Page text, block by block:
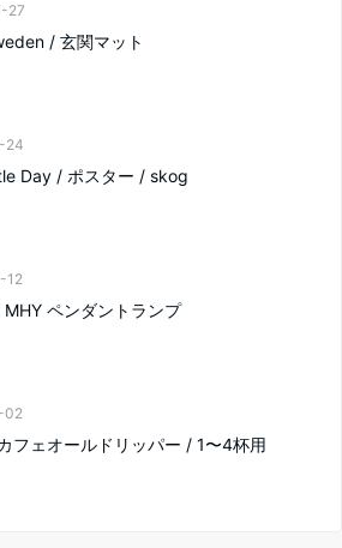
27
/ 玄関マット
24
Day / ポスター / skog
12
ペンダントランプ
02
フェオールドリッパー / 1〜4杯用